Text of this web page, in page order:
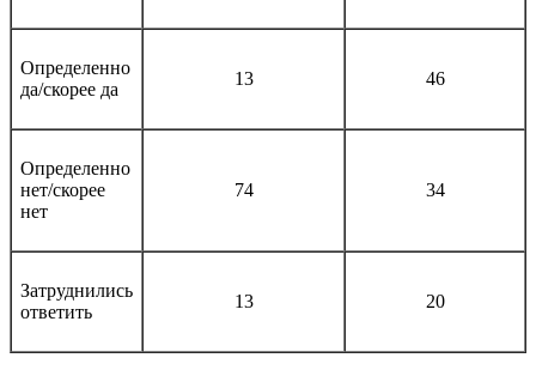
Определенно
да/скорее да
13 46
Определенно
нет/скорее
нет
74 34
Затруднились
ответить
13 20